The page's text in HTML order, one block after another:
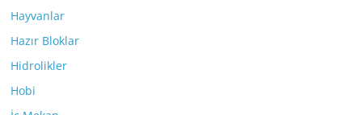
Hayvanlar
Hazır Bloklar
Hidrolikler
Hobi